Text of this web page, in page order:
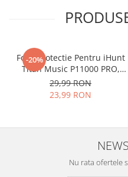
esteNano
Acestag
SPARGE
ascutite si
zgarieturi si
Folia avand
-20%
Folie Protectie Pentru iHunt
Titan Music P11000 PRO,
VDOO
29,99 RON
23,99 RON
Nu rata ofertele